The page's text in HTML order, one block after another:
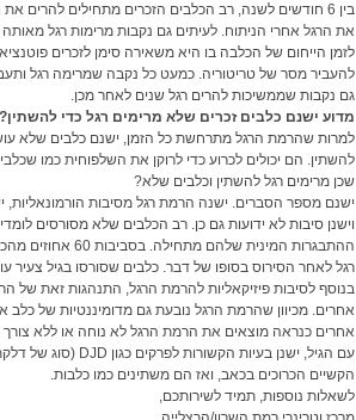
את הרגל אחרי הניתוח. לעיתים גם נקבות מרימות רגל
לזמן הייחום של הכלבה בו היא משאירה סימן לזכרים
להעביר מסר של טריטוריה. כמעט כל נקבה שמרימה רגל
גם נקבות שממשיכות להרים רגל שנים לאחר מכן.
מדוע ישנם כלבים זכרים שלא מרימים רגל כדי להשתין?
למרות שהרמת הרגל מתרחשת כל הזמן, ישנם כלבים שלא
להשתין. הם יכולים לכרוע כדי לרוקן את השלפוחית כמו
שכן מרימים רגל להשתין וכלבים שלא?
ישנם מספר הסברים. ישנה הרמת רגל מסיבות
ההתבגרות המינית
רגל לאחר הסירוס בסופו של דבר. כלבים שסורסו בגיל צעיר
בנוסף לסיבות פיזיקאליות להרמת הרגל, התנהגות זאת
אחרים. מכיוון שהרמת הרגל נובעת גם מדומיננטיות של
אחרים כנראה מוצאים את הרמת הרגל לא נוחה או ללא צורך
עם הגיל, ישנן בעיות הקשורות לפרקים כגון DJD (סוג של
הקשיים הכרוכים בכאב, ואז הם משתינים כמו כלבות.
לשאלות נוספות, תמיד לשירותכם,